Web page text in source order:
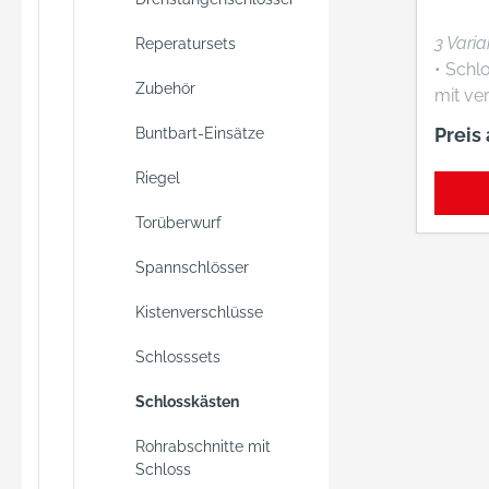
Reperatursets
Zubehör
Buntbart-Einsätze
Riegel
Torüberwurf
Spannschlösser
Kistenverschlüsse
Schlosssets
Schlosskästen
Rohrabschnitte mit
Schloss
3
•
mit
• Mit
Links/
Preis